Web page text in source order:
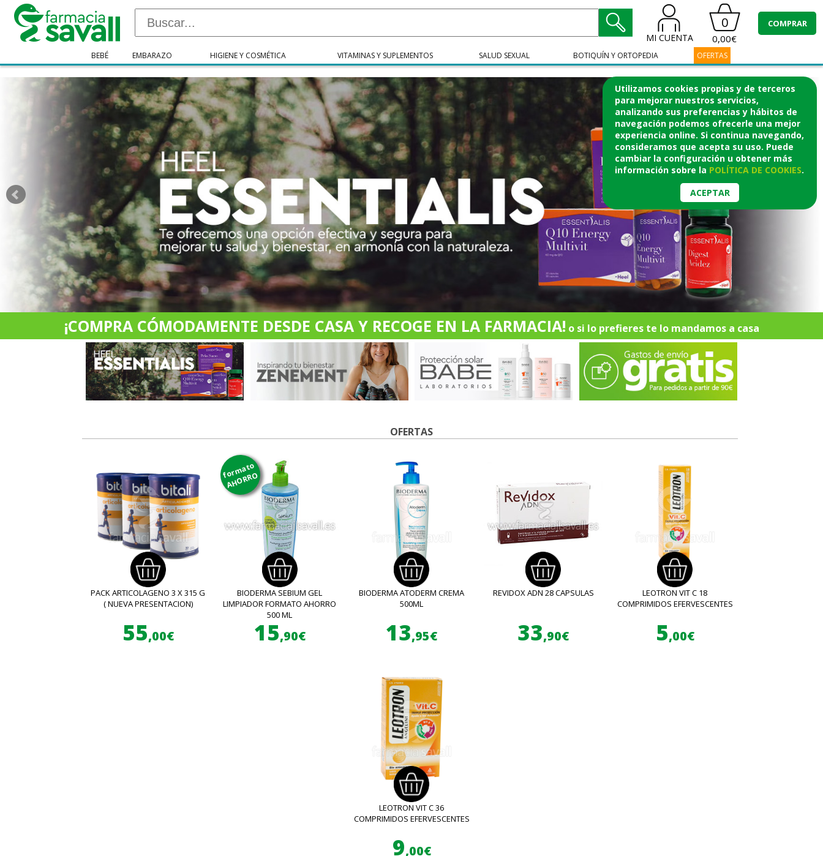
Utilizamos cookies propias y de terceros
para mejorar nuestros servicios,
analizando sus preferencias y hábitos de
navegación podemos ofrecerle una mejor
experiencia online. Si continua navegando,
consideramos que acepta su uso. Puede
cambiar la configuración u obtener más
información sobre la POLÍTICA DE COOKIES.
ACEPTAR
MI CUENTA
0
0,00€
COMPRAR
BEBÉ EMBARAZO HIGIENE Y COSMÉTICA VITAMINAS Y SUPLEMENTOS SALUD SEXUAL BOTIQUÍN Y ORTOPEDIA OFERTAS
¡COMPRA CÓMODAMENTE DESDE CASA Y RECOGE EN LA FARMACIA! o si lo prefieres te lo mandamos a casa
OFERTAS
PACK ARTICOLAGENO 3 X 315 G
( NUEVA PRESENTACION)
55,00€
formato
AHORRO
BIODERMA SEBIUM GEL
LIMPIADOR FORMATO AHORRO
500 ML
15,90€
BIODERMA ATODERM CREMA
500ML
13,95€
REVIDOX ADN 28 CAPSULAS
33,90€
LEOTRON VIT C 18
COMPRIMIDOS EFERVESCENTES
5,00€
LEOTRON VIT C 36
COMPRIMIDOS EFERVESCENTES
9,00€